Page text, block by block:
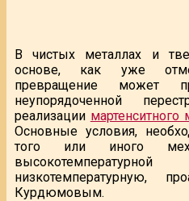
В чистых металлах и
основе, как уже
превращение может
неупорядоченной
реализации
Основные условия,
того или иного
низкотемпературную,
Курдюмовым.